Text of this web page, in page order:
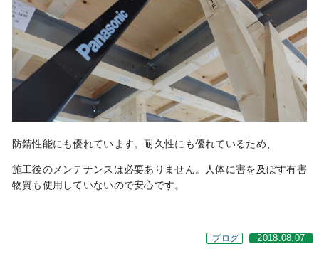
防錆性能にも優れています。耐久性にも優れているため、
施工後のメンテナンスは必要ありません。人体に害を及ぼす有害
物質も使用していないので安心です。
ブログ 2018.08.07